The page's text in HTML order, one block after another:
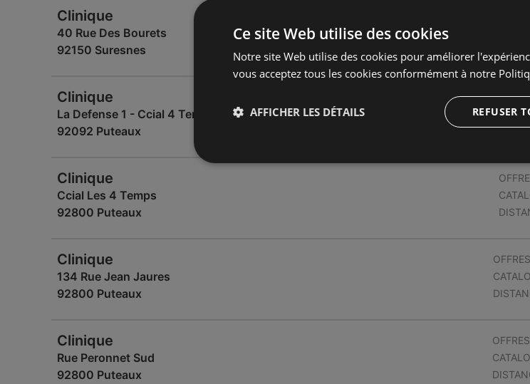
Clinique
40 Rue Des Bourets
92150 Suresnes
Clinique
La Defense 1 - Ccial 4 Temps Casier170 Cx 25
92092 Puteaux
Clinique
Ccial Les 4 Temps
92800 Puteaux
Clinique
134 Rue Jean Jaures
92800 Puteaux
Clinique
Rue Peronnet Sud
92800 Puteaux
Ce site Web utilise des cookies
Notre site Web utilise des cookies pour améliorer
vous acceptez tous les cookies conformément à notre
REFUSER
AFFICHER LES DÉTAILS